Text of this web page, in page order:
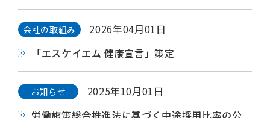
会社の取組み
2026年04月01日
「エスケイエム 健康宣言」策定
お知らせ
2025年10月01日
労働施策総合推進法に基づく中途採用比率の公